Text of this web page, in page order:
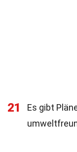
21
Es gibt